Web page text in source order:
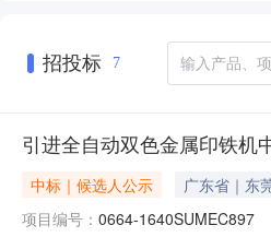
招投标 7
引进全自动双色金属印铁机
中标｜候选人公示
广东省｜东
项目编号： 0664-1640SUMEC897